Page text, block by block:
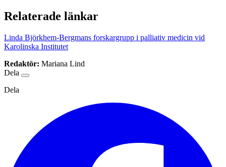
Relaterade länkar
Linda Björkhem-Bergmans forskargrupp i palliativ medicin vid
Karolinska Institutet
Redaktör: Mariana Lind
Dela
Dela